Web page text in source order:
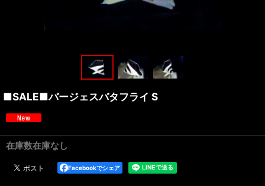
■SALE■バージェスバタフライ S
在庫数在庫なし
Facebookでシェア